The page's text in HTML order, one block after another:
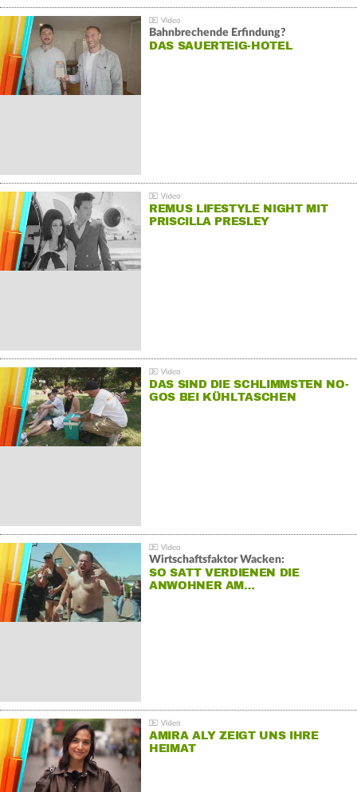
Bahnbrechende Erfindung?
DAS SAUERTEIG-HOTEL
REMUS LIFESTYLE NIGHT MIT
PRISCILLA PRESLEY
DAS SIND DIE SCHLIMMSTEN NO-
GOS BEI KÜHLTASCHEN
Wirtschaftsfaktor Wacken:
SO SATT VERDIENEN DIE
ANWOHNER AM…
AMIRA ALY ZEIGT UNS IHRE
HEIMAT